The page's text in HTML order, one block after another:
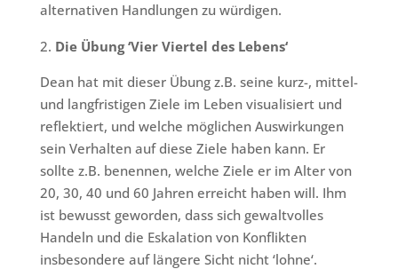
alternativen Handlungen zu würdigen.
Die Übung ‘Vier Viertel des Lebens‘
Dean hat mit dieser Übung z.B. seine kurz-, mittel-
und langfristigen Ziele im Leben visualisiert und
reflektiert, und welche möglichen Auswirkungen
sein Verhalten auf diese Ziele haben kann. Er
sollte z.B. benennen, welche Ziele er im Alter von
20, 30, 40 und 60 Jahren erreicht haben will. Ihm
ist bewusst geworden, dass sich gewaltvolles
Handeln und die Eskalation von Konflikten
insbesondere auf längere Sicht nicht ‘lohne‘.